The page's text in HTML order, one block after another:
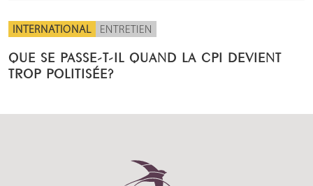
INTERNATIONAL ENTRETIEN
QUE SE PASSE-T-IL QUAND LA CPI DEVIENT
TROP POLITISÉE?